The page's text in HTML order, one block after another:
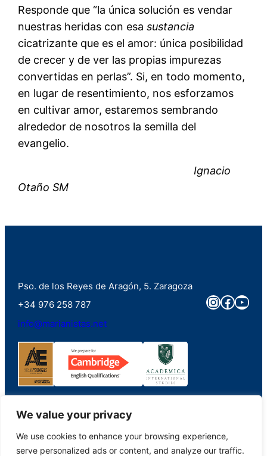
We value your privacy
We use cookies to enhance your browsing experience,
serve personalized ads or content, and analyze our traffic.
Responde que “la única solución es vendar
nuestras heridas con esasustancia
cicatrizante que es el amor: única posibilidad
de crecer y de ver las propias impurezas
convertidas en perlas”. Si, en todo momento,
en lugar de resentimiento, nos esforzamos
en cultivar amor, estaremos sembrando
alrededor de nosotros la semilla del
evangelio.
Ignacio
Otaño SM
Pso. de los Reyes de Aragón, 5. Zaragoza
+34 976 258 787
info@marianistas.net
©2023. Colegio Santa Maria del Pilar Marianistas (Zaragoza). Derechos